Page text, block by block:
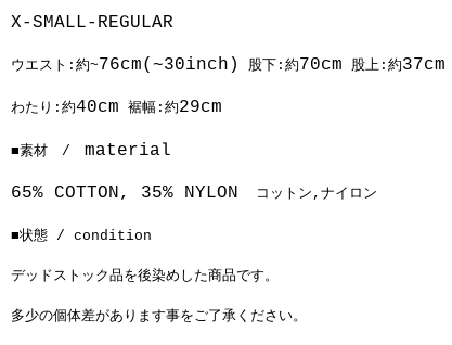
X-SMALL-REGULAR
ウエスト:約~76cm(~30inch) 股下:約70cm 股上:約37cm
わたり:約40cm 裾幅:約29cm
■素材 / material
65% COTTON, 35% NYLON コットン,ナイロン
■状態 / condition
デッドストック品を後染めした商品です。
多少の個体差があります事をご了承ください。